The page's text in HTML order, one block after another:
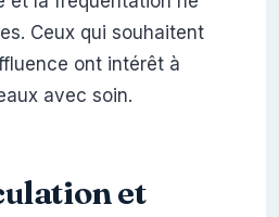
Ceux qui souhaitent
ont intérêt à
avec soin.
et